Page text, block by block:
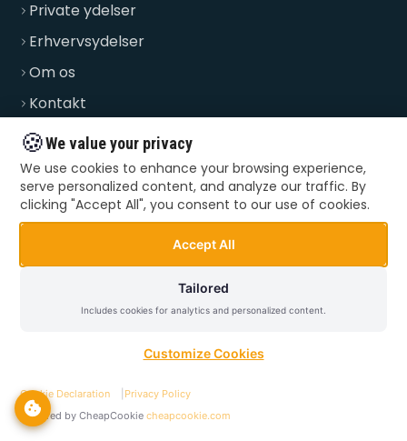
Private ydelser
Erhvervsydelser
Om os
Kontakt
FAQ
Priser
Blog
BRUG FOR HJÆLP?
Ring til os og få hjælp i dag. Vi er klar alle ugens dage.
🍪We value your privacy
We use cookies to enhance your browsing experience,
serve personalized content, and analyze our traffic. By
clicking "Accept All", you consent to our use of cookies.
Accept All
Tailored
Includes cookies for analytics and personalized content.
Customize Cookies
Cookie Declaration
Privacy Policy
Powered by CheapCookiecheapcookie.com